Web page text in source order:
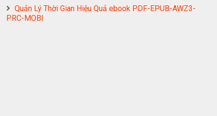
Quản Lý Thời Gian Hiệu Quả ebook PDF-EPUB-AWZ3-
PRC-MOBI